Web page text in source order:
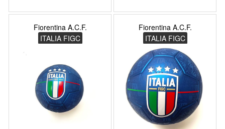
Fiorentina A.C.F.
ITALIA FIGC
Fiorentina A.C.F.
ITALIA FIGC